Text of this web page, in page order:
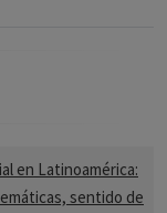
en Latinoamérica:
sentido de